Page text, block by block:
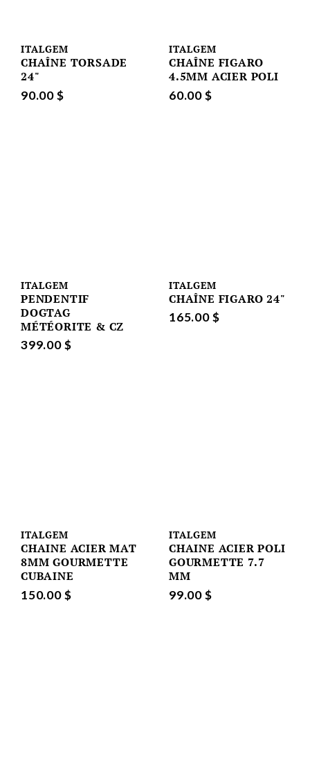
ITALGEM
CHAÎNE TORSADE
24"
90.00 $
ITALGEM
CHAÎNE FIGARO
4.5MM ACIER POLI
60.00 $
ITALGEM
PENDENTIF
DOGTAG
MÉTÉORITE & CZ
399.00 $
ITALGEM
CHAÎNE FIGARO 24"
165.00 $
ITALGEM
CHAINE ACIER MAT
8MM GOURMETTE
CUBAINE
150.00 $
ITALGEM
CHAINE ACIER POLI
GOURMETTE 7.7
MM
99.00 $